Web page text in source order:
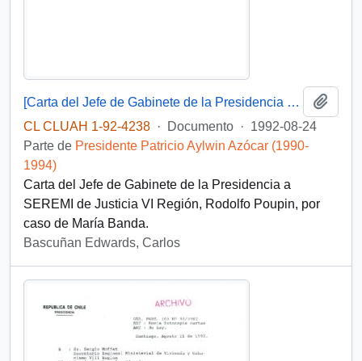
[Carta del Jefe de Gabinete de la Presidencia a SEREMI de Justicia VI Región]
CL CLUAH 1-92-4238 · Documento · 1992-08-24
Parte de Presidente Patricio Aylwin Azócar (1990-
1994)
Carta del Jefe de Gabinete de la Presidencia a
SEREMI de Justicia VI Región, Rodolfo Poupin, por
caso de María Banda.
Bascuñan Edwards, Carlos